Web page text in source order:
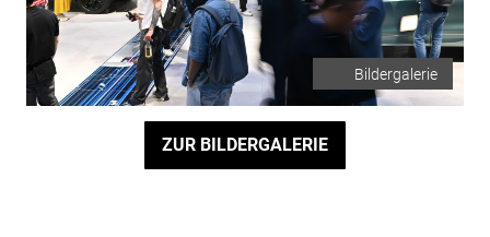
Bildergalerie
ZUR BILDERGALERIE